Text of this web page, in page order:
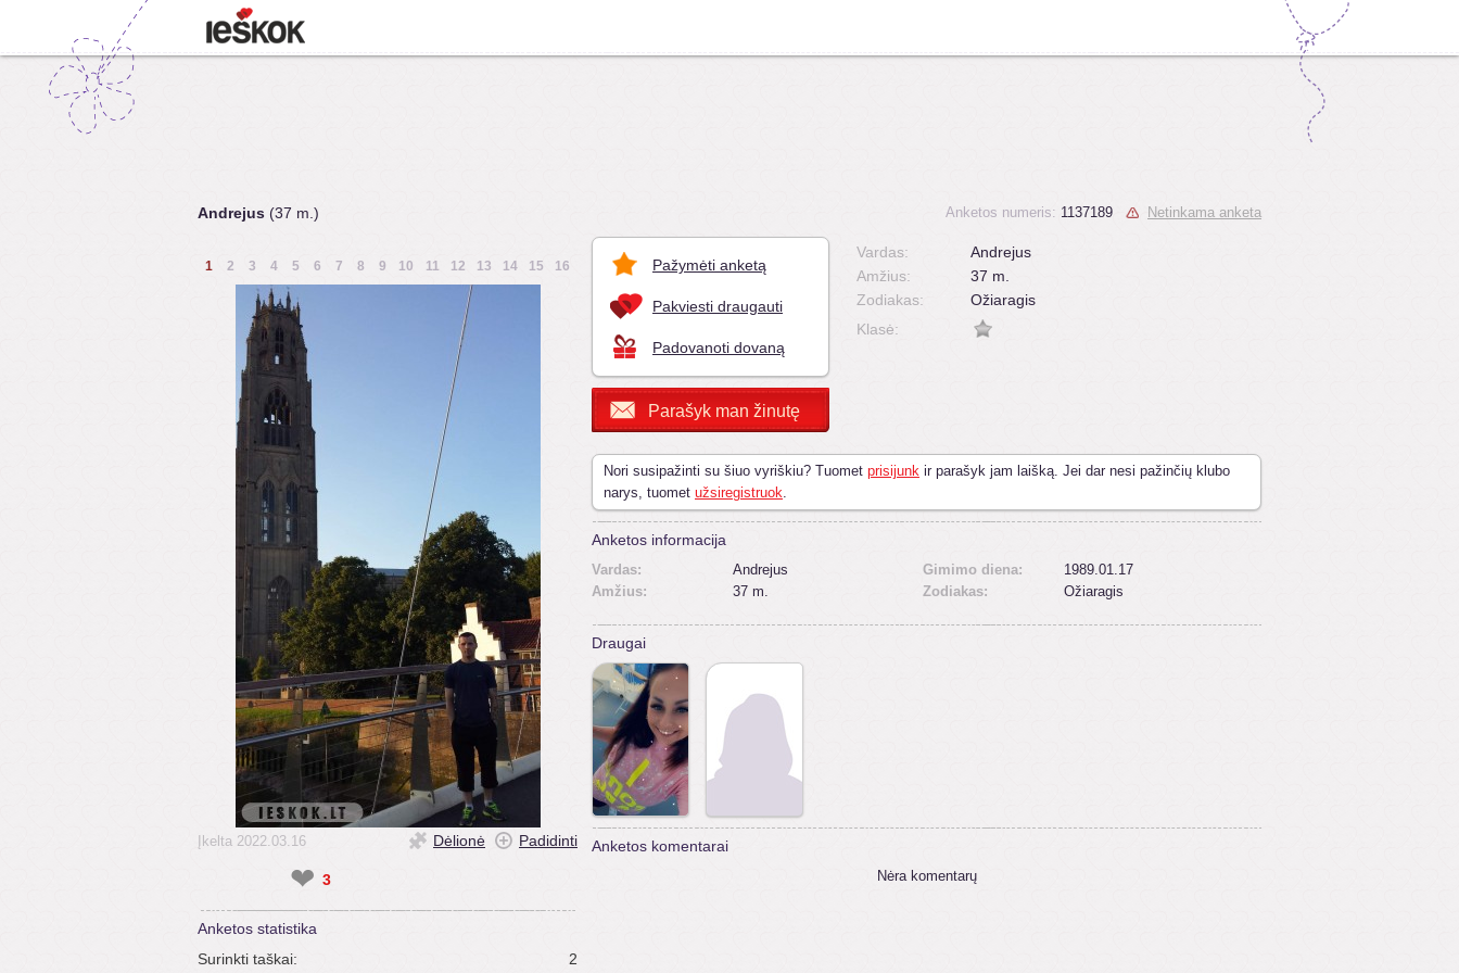
Andrejus (37 m.)
1 2 3 4 5 6 7 8 9 10 11 12 13 14 15 16
Įkelta 2022.03.16 Dėlionė Padidinti
❤ 3
Anketos statistika
Surinkti taškai:
2
Pažymėti anketą
Pakviesti draugauti
Padovanoti dovaną
Parašyk man žinutę
Anketos numeris: 1137189 Netinkama anketa
Vardas:
Andrejus
Amžius:
37 m.
Zodiakas:
Ožiaragis
Klasė:
Nori susipažinti su šiuo vyriškiu? Tuomet prisijunk ir parašyk jam laišką. Jei dar nesi pažinčių klubo
narys, tuomet užsiregistruok.
Anketos informacija
Vardas:
Andrejus
Amžius:
37 m.
Gimimo diena:
1989.01.17
Zodiakas:
Ožiaragis
Draugai
Anketos komentarai
Nėra komentarų